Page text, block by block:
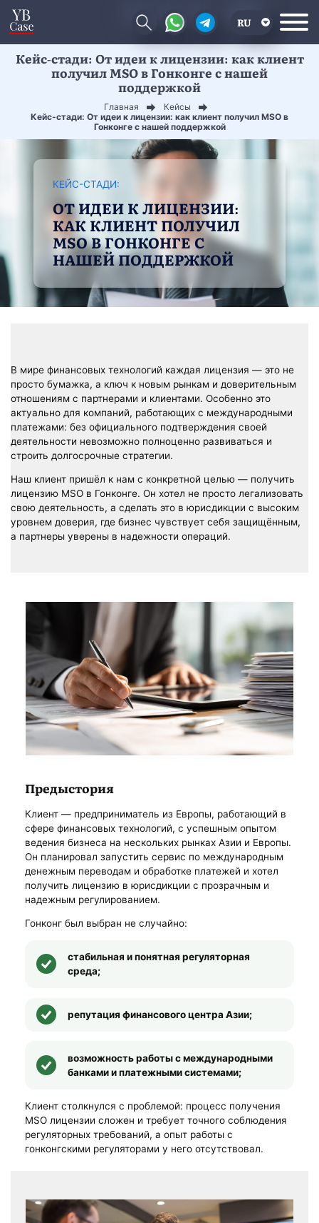
RU
EN
Кейс-стади: От идеи к лицензии: как клиент
получил MSO в Гонконге с нашей
поддержкой
Главная
Кейсы
Кейс-стади: От идеи к лицензии: как клиент получил MSO в
Гонконге с нашей поддержкой
КЕЙС-СТАДИ:
ОТ ИДЕИ К ЛИЦЕНЗИИ:
КАК КЛИЕНТ ПОЛУЧИЛ
MSO В ГОНКОНГЕ С
НАШЕЙ ПОДДЕРЖКОЙ
В мире финансовых технологий каждая лицензия — это не
просто бумажка, а ключ к новым рынкам и доверительным
отношениям с партнерами и клиентами. Особенно это
актуально для компаний, работающих с международными
платежами: без официального подтверждения своей
деятельности невозможно полноценно развиваться и
строить долгосрочные стратегии.
Наш клиент пришёл к нам с конкретной целью — получить
лицензию MSO в Гонконге. Он хотел не просто легализовать
свою деятельность, а сделать это в юрисдикции с высоким
уровнем доверия, где бизнес чувствует себя защищённым,
а партнеры уверены в надежности операций.
Предыстория
Клиент — предприниматель из Европы, работающий в
сфере финансовых технологий, с успешным опытом
ведения бизнеса на нескольких рынках Азии и Европы.
Он планировал запустить сервис по международным
денежным переводам и обработке платежей и хотел
получить лицензию в юрисдикции с прозрачным и
надежным регулированием.
Гонконг был выбран не случайно:
стабильная и понятная регуляторная
среда;
репутация финансового центра Азии;
возможность работы с международными
банками и платежными системами;
Клиент столкнулся с проблемой: процесс получения
MSO лицензии сложен и требует точного соблюдения
регуляторных требований, а опыт работы с
гонконгскими регуляторами у него отсутствовал.